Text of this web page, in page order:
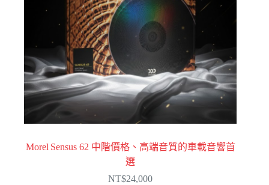
Morel Sensus 62 中階價格、高端音質的車載音響首
選
NT$24,000